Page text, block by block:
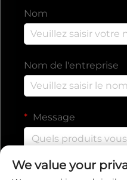
Nom
Nom de l'entreprise
Message
We value your